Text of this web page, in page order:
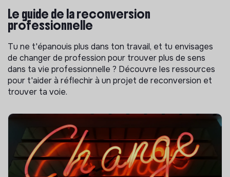
Le guide de la reconversion
professionnelle
Tu ne t'épanouis plus dans ton travail, et tu envisages
de changer de profession pour trouver plus de sens
dans ta vie professionnelle ? Découvre les ressources
pour t'aider à réflechir à un projet de reconversion et
trouver ta voie.